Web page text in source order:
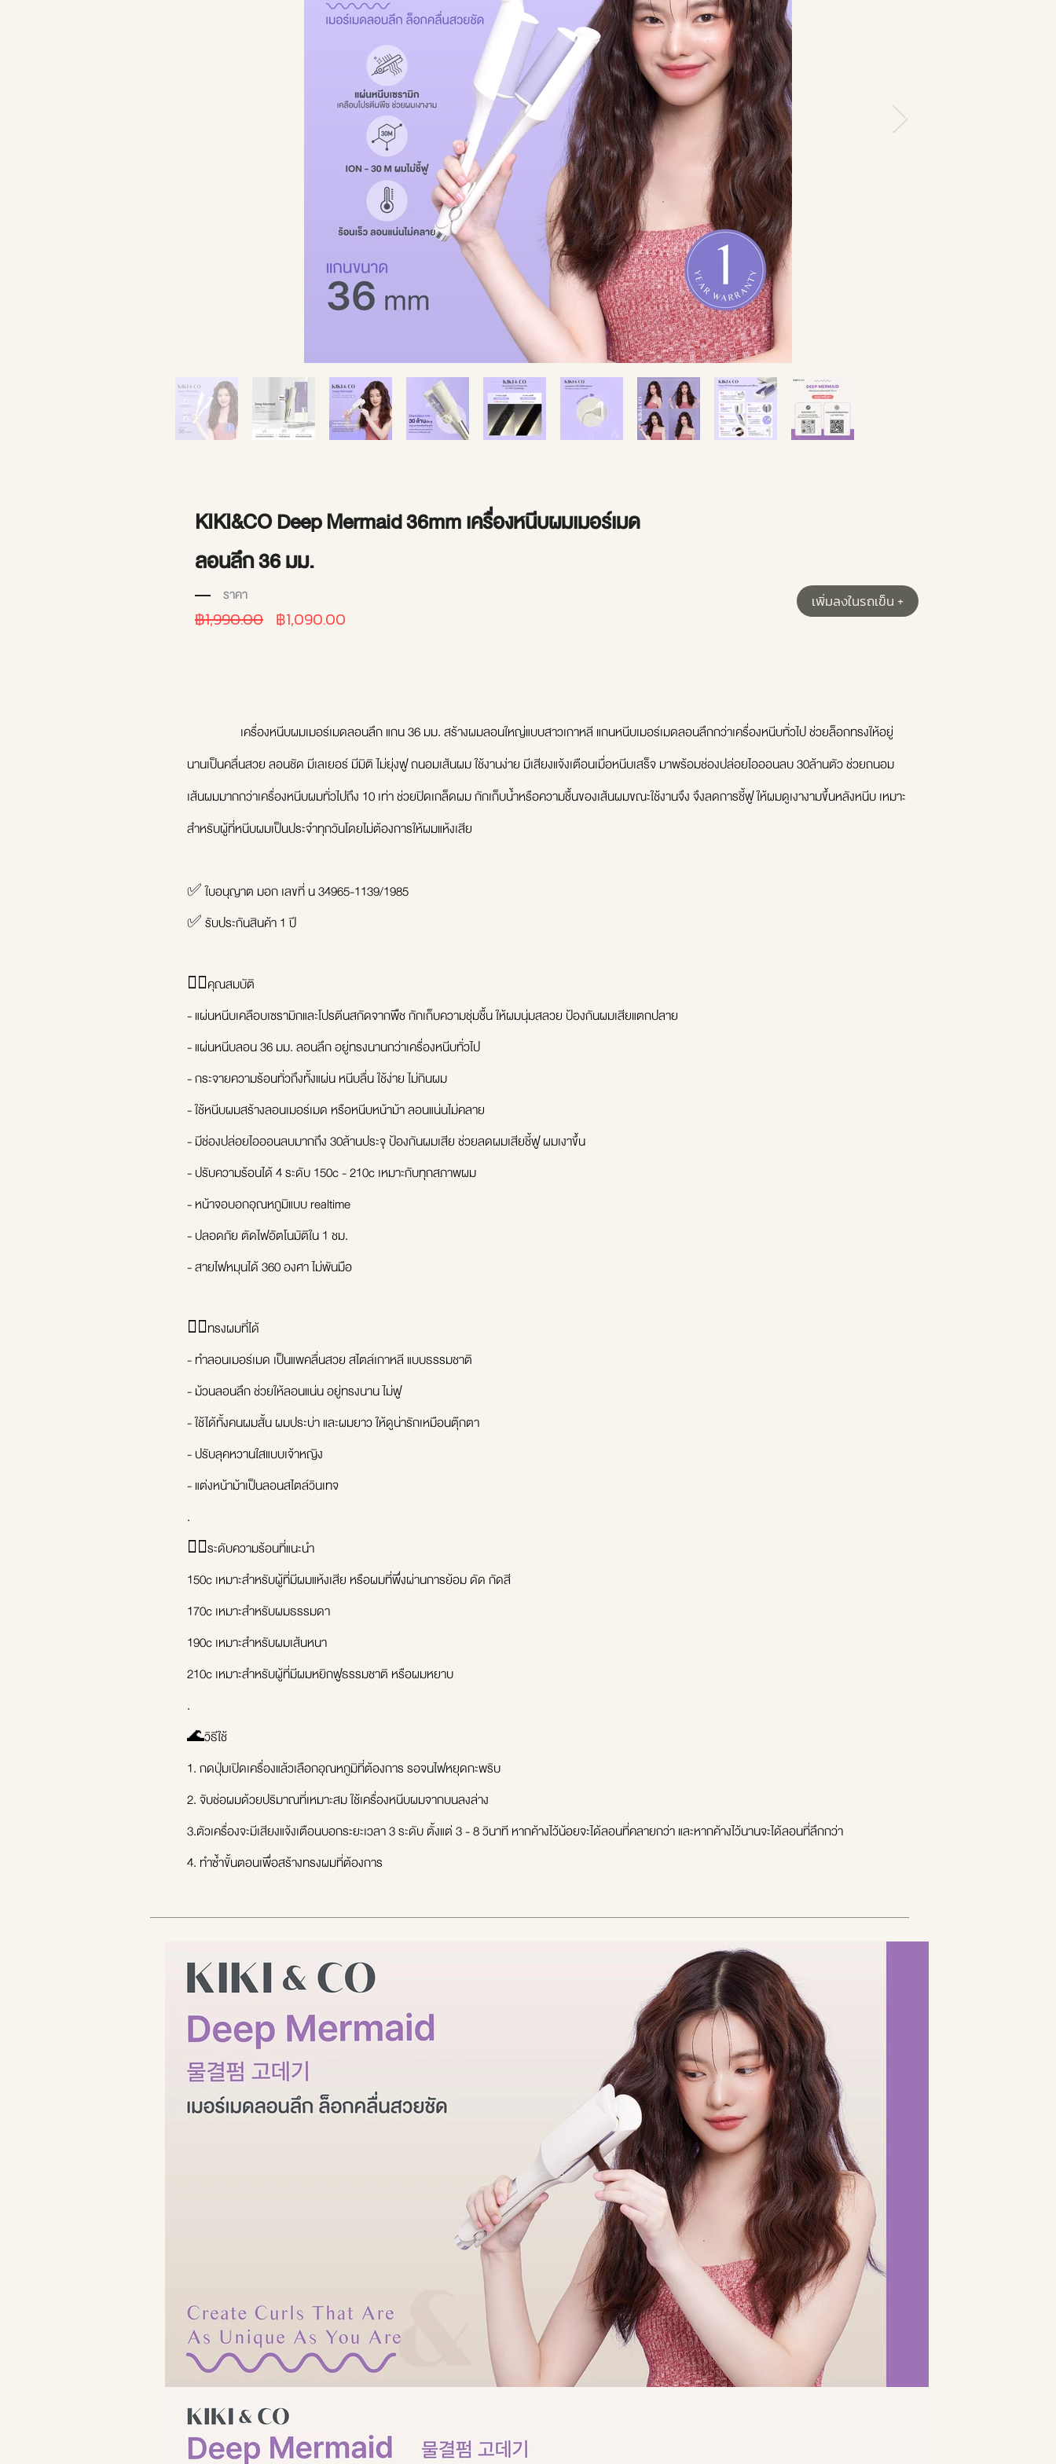
ราคา
เครื่องหนีบผมเมอร์เมดลอนลึก แกน 36 มม. สร้างผมลอนใหญ่แบบสาวเกาหลี แกนหนีบเมอร์เมดลอนลึกกว่าเครื่องหนีบทั่วไป ช่วยล็อกทรงให้อยู่
นานเป็นคลื่นสวย ลอนชัด มีเลเยอร์ มีมิติ ไม่ยุ่งฟู ถนอมเส้นผม ใช้งานง่าย มีเสียงแจ้งเตือนเมื่อหนีบเสร็จ มาพร้อมช่องปล่อยไอออนลบ 30ล้านตัว ช่วยถนอม
เส้นผมมากกว่าเครื่องหนีบผมทั่วไปถึง 10 เท่า ช่วยปิดเกล็ดผม กักเก็บน้ำหรือความชื้นของเส้นผมขณะใช้งานจึง จึงลดการชี้ฟู ให้ผมดูเงางามขึ้นหลังหนีบ เหมาะ
สำหรับผู้ที่หนีบผมเป็นประจำทุกวันโดยไม่ต้องการให้ผมแห้งเสีย
✅ ใบอนุญาต มอก เลขที่ น 34965-1139/1985
✅ รับประกันสินค้า 1 ปี
🧜‍♀คุณสมบัติ
- แผ่นหนีบเคลือบเซรามิกและโปรตีนสกัดจากพืช กักเก็บความชุ่มชื้น ให้ผมนุ่มสลวย ป้องกันผมเสียแตกปลาย
- แผ่นหนีบลอน 36 มม. ลอนลึก อยู่ทรงนานกว่าเครื่องหนีบทั่วไป
- กระจายความร้อนทั่วถึงทั้งแผ่น หนีบลื่น ใช้ง่าย ไม่กินผม
- ใช้หนีบผมสร้างลอนเมอร์เมด หรือหนีบหน้าม้า ลอนแน่นไม่คลาย
- มีช่องปล่อยไอออนลบมากถึง 30ล้านประจุ ป้องกันผมเสีย ช่วยลดผมเสียชี้ฟู ผมเงาขึ้น
- ปรับความร้อนได้ 4 ระดับ 150c - 210c เหมาะกับทุกสภาพผม
- หน้าจอบอกอุณหภูมิแบบ realtime
- ปลอดภัย ตัดไฟอัตโนมัติใน 1 ชม.
- สายไฟหมุนได้ 360 องศา ไม่พันมือ
🧜‍♀ทรงผมที่ได้
- ทำลอนเมอร์เมด เป็นแพคลื่นสวย สไตล์เกาหลี แบบธรรมชาติ
- ม้วนลอนลึก ช่วยให้ลอนแน่น อยู่ทรงนาน ไม่ฟู
- ใช้ได้ทั้งคนผมสั้น ผมประบ่า และผมยาว ให้ดูน่ารักเหมือนตุ๊กตา
- ปรับลุคหวานใสแบบเจ้าหญิง
- แต่งหน้าม้าเป็นลอนสไตล์วินเทจ
.
🧜‍♀ระดับความร้อนที่แนะนำ
150c เหมาะสำหรับผู้ที่มีผมแห้งเสีย หรือผมที่พึ่งผ่านการย้อม ดัด กัดสี
170c เหมาะสำหรับผมธรรมดา
190c เหมาะสำหรับผมเส้นหนา
210c เหมาะสำหรับผู้ที่มีผมหยิกฟูธรรมชาติ หรือผมหยาบ
.
🌊วิธีใช้
1. กดปุ่มเปิดเครื่องแล้วเลือกอุณหภูมิที่ต้องการ รอจนไฟหยุดกะพริบ
2. จับช่อผมด้วยปริมาณที่เหมาะสม ใช้เครื่องหนีบผมจากบนลงล่าง
3.ตัวเครื่องจะมีเสียงแจ้งเตือนบอกระยะเวลา 3 ระดับ ตั้งแต่ 3 - 8 วินาที หากค้างไว้น้อยจะได้ลอนที่คลายกว่า และหากค้างไว้นานจะได้ลอนที่ลึกกว่า
4. ทำซ้ำขั้นตอนเพื่อสร้างทรงผมที่ต้องการ
KIKI&CO Deep Mermaid 36mm เครื่องหนีบผมเมอร์เมด
ลอนลึก 36 มม.
฿1,990.00 ราคา
฿1,090.00
เพิ่มลงในรถเข็น +